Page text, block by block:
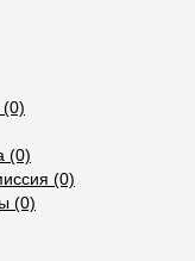
(0)
(0)
(0)
(0)